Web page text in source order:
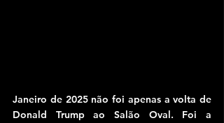
Janeiro de 2025 não foi apenas a volta de
Donald Trump ao Salão Oval. Foi a